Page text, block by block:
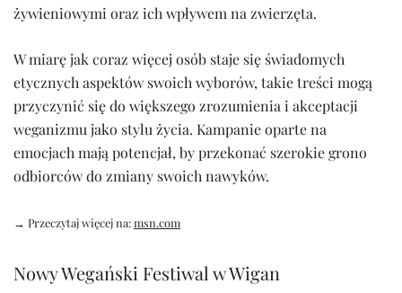
żywieniowymi oraz ich wpływem na zwierzęta.
W miarę jak coraz więcej osób staje się świadomych
etycznych aspektów swoich wyborów, takie treści mogą
przyczynić się do większego zrozumienia i akceptacji
weganizmu jako stylu życia. Kampanie oparte na
emocjach mają potencjał, by przekonać szerokie grono
odbiorców do zmiany swoich nawyków.
→ Przeczytaj więcej na:msn.com
Nowy Wegański Festiwal w Wigan